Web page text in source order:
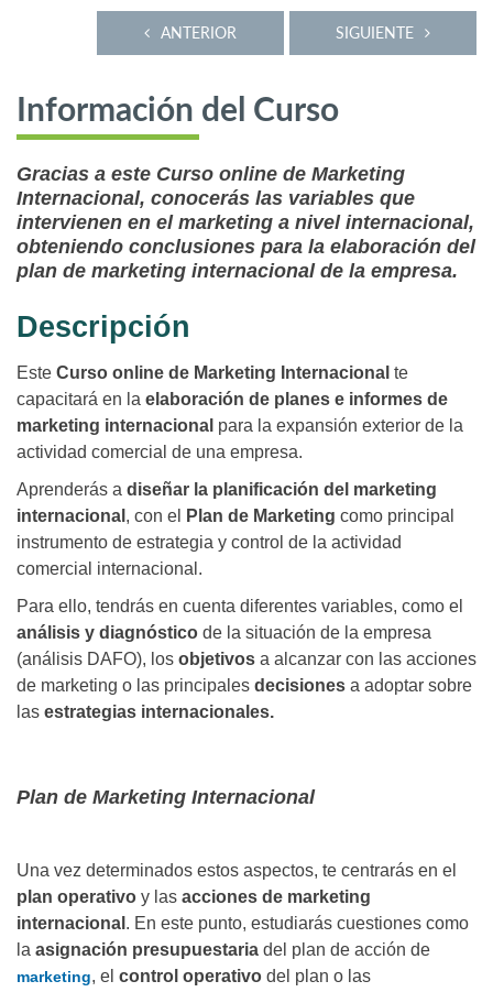
SIGUIENTE
ANTERIOR
Información del Curso
Gracias a este Curso online de Marketing
Internacional, conocerás las variables que
intervienen en el marketing a nivel internacional,
obteniendo conclusiones para la elaboración del
plan de marketing internacional de la empresa.
Descripción
Este Curso online de Marketing Internacional te
capacitará en la elaboración de planes e informes de
marketing internacional para la expansión exterior de la
actividad comercial de una empresa.
Aprenderás a diseñar la planificación del marketing
internacional , con el Plan de Marketing como principal
instrumento de estrategia y control de la actividad
comercial internacional.
Para ello, tendrás en cuenta diferentes variables, como el
análisis y diagnóstico de la situación de la empresa
(análisis DAFO), los objetivos a alcanzar con las acciones
de marketing o las principales decisiones a adoptar sobre
las estrategias internacionales.
Plan de Marketing Internacional
Una vez determinados estos aspectos, te centrarás en el
plan operativo y las acciones de marketing
internacional . En este punto, estudiarás cuestiones como
la asignación presupuestaria del plan de acción de
marketing, el control operativo del plan o las